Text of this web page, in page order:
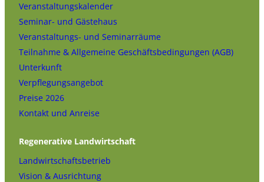
Veranstaltungskalender
Seminar- und Gästehaus
Veranstaltungs- und Seminarräume
Teilnahme & Allgemeine Geschäftsbedingungen (AGB)
Unterkunft
Verpflegungsangebot
Preise 2026
Kontakt und Anreise
Regenerative Landwirtschaft
Landwirtschaftsbetrieb
Vision & Ausrichtung